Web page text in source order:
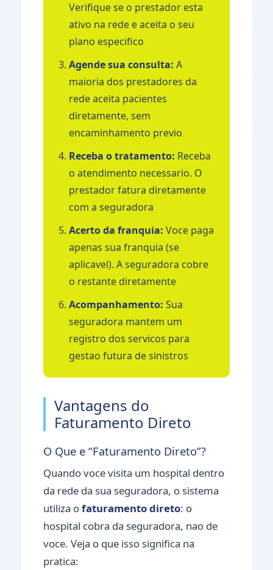
Verifique se o prestador esta
ativo na rede e aceita o seu
plano especifico
Agende sua consulta: A
maioria dos prestadores da
rede aceita pacientes
diretamente, sem
encaminhamento previo
Receba o tratamento: Receba
o atendimento necessario. O
prestador fatura diretamente
com a seguradora
Acerto da franquia: Voce paga
apenas sua franquia (se
aplicavel). A seguradora cobre
o restante diretamente
Acompanhamento: Sua
seguradora mantem um
registro dos servicos para
gestao futura de sinistros
Vantagens do
Faturamento Direto
O Que e “Faturamento Direto”?
Quando voce visita um hospital dentro
da rede da sua seguradora, o sistema
utiliza ofaturamento direto: o
hospital cobra da seguradora, nao de
voce. Veja o que isso significa na
pratica: